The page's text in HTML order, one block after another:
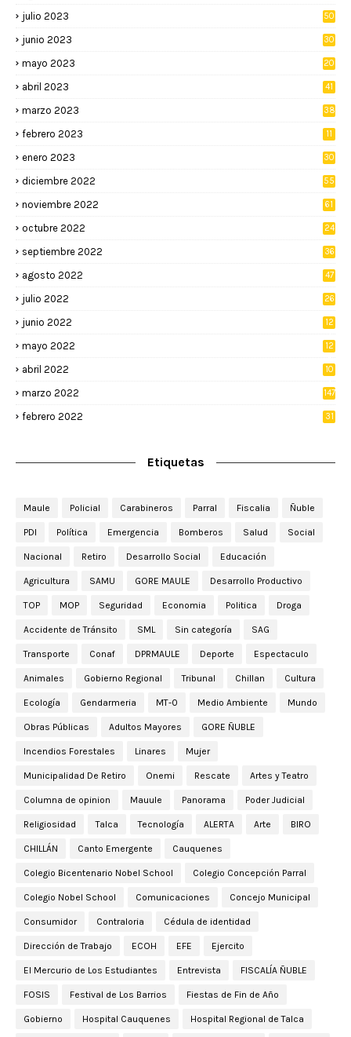
julio 2023 50
junio 2023 30
mayo 2023 20
abril 2023 41
marzo 2023 38
febrero 2023 11
enero 2023 30
diciembre 2022 55
noviembre 2022 61
octubre 2022 24
septiembre 2022 36
agosto 2022 47
julio 2022 26
junio 2022
12
mayo 2022
12
abril 2022
10
marzo 2022 147
febrero 2022 31
Etiquetas
Maule Policial Carabineros Parral Fiscalia Ñuble
PDI Política Emergencia Bomberos Salud Social
Nacional Retiro Desarrollo Social Educación
Agricultura SAMU GORE MAULE Desarrollo Productivo
TOP MOP Seguridad Economia Politica Droga
Accidente de Tránsito SML Sin categoría SAG
Transporte Conaf DPRMAULE Deporte Espectaculo
Animales Gobierno Regional Tribunal Chillan Cultura
Ecología Gendarmeria MT-0 Medio Ambiente Mundo
Obras Públicas Adultos Mayores GORE ÑUBLE
Incendios Forestales Linares Mujer
Municipalidad De Retiro Onemi Rescate Artes y Teatro
Columna de opinion Mauule Panorama Poder Judicial
Religiosidad Talca Tecnología ALERTA Arte BIRO
CHILLÁN Canto Emergente Cauquenes
Colegio Bicentenario Nobel School Colegio Concepción Parral
Colegio Nobel School Comunicaciones Concejo Municipal
Consumidor Contraloria Cédula de identidad
Dirección de Trabajo ECOH EFE Ejercito
El Mercurio de Los Estudiantes Entrevista FISCALÍA ÑUBLE
FOSIS Festival de Los Barrios Fiestas de Fin de Año
Gobierno Hospital Cauquenes Hospital Regional de Talca